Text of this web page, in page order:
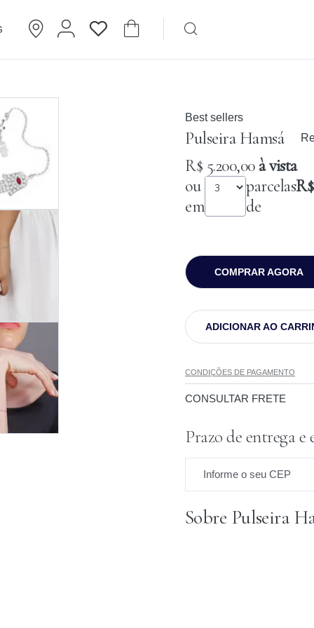
Brincos
Cartier
Best sellers
Pulseira Hamsá
R$ 5.200,00à vista
ou
em
parcelas
de
COMPRAR AGORA
ADICIONAR AO
CONDIÇÕES DE PAGAMENTO
CONSULTAR FRETE
Prazo de entrega e
Informe o seu CEP
Prazo para o CEP
Sobre Pulseira